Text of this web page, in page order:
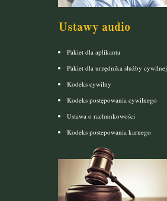
Ustawy audio
Pakiet dla aplikanta
Pakiet dla urzędnika służby cywilnej
Kodeks cywilny
Kodeks postępowania cywilnego
Ustawa o rachunkowości
Kodeks postepowania karnego